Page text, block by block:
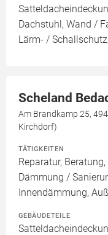
Dachstuhl, Wand /
Lärm- /
Scheland
Am Brandkamp 25,
Kirchdorf)
TÄTIGKEITEN
Reparatur,
Dämmung /
Innendämmung,
GEBÄUDETEILE